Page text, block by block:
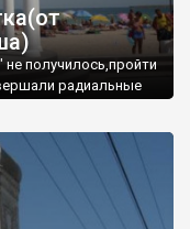
получилось,пройти
радиальные